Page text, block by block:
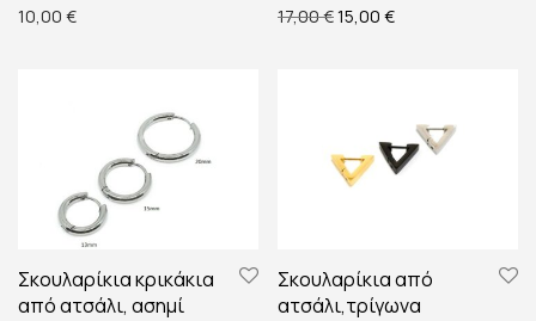
10,00 € 17,00€Original price was: 17,00
15,00 €Η τρέχουσα τιμή
Σκουλαρίκια κρικάκια
από ατσάλι, ασημί
Σκουλαρίκια από
ατσάλι,τρίγωνα